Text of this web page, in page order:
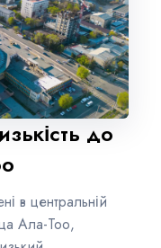
до
в центральній
Ала-Тоо,